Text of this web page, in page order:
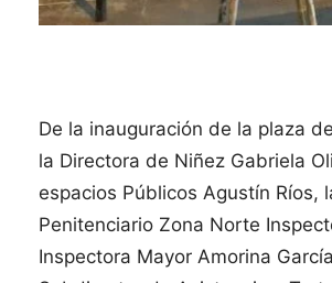
De la inauguración de la plaza
la Directora de Niñez Gabriela
espacios Públicos Agustín Ríos,
Penitenciario Zona Norte
Inspectora Mayor Amorina